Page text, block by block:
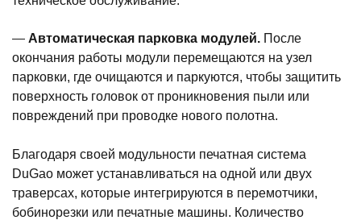
— Автоматическая парковка модулей. После
окончания работы модули перемещаются на узел
парковки, где очищаются и паркуются, чтобы защитить
поверхность головок от проникновения пыли или
повреждений при проводке нового полотна.
Благодаря своей модульности печатная система
DuGao может устанавливаться на одной или двух
траверсах, которые интегрируются в перемотчики,
бобинорезки или печатные машины. Количество